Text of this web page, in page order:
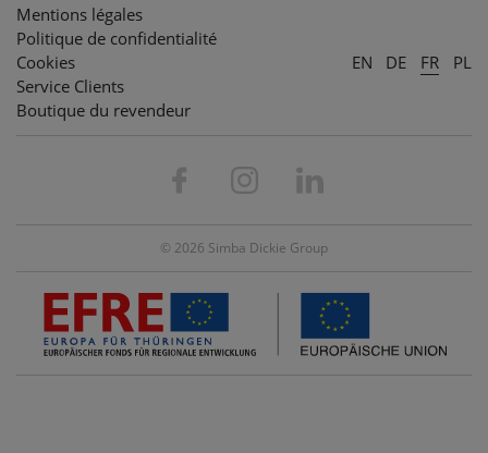
Mentions légales
Politique de confidentialité
Cookies
Service Clients
Boutique du revendeur
EN DE FR PL
© 2026 Simba Dickie Group